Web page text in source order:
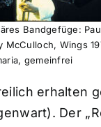
Bandgefüge:
McCulloch, Wings
gemeinfrei
erhalten
Der